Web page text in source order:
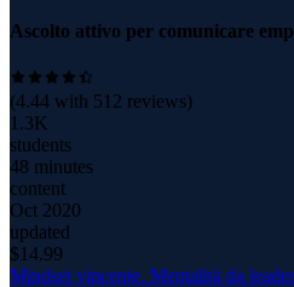
Ascolto attivo per comunicare
(4.44 with 512 reviews)
1.3K
students
48 minutes
content
Oct 2020
updated
$14.99
Mindset vincente. Mentalità da